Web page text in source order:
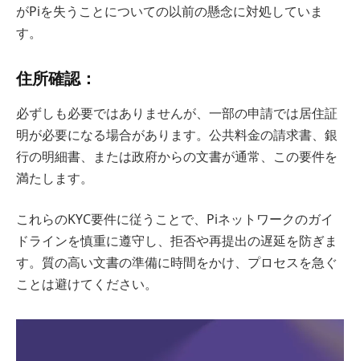
がPiを失うことについての以前の懸念に対処していま
す。
住所確認：
必ずしも必要ではありませんが、一部の申請では居住証
明が必要になる場合があります。公共料金の請求書、銀
行の明細書、または政府からの文書が通常、この要件を
満たします。
これらのKYC要件に従うことで、Piネットワークのガイ
ドラインを慎重に遵守し、拒否や再提出の遅延を防ぎま
す。質の高い文書の準備に時間をかけ、プロセスを急ぐ
ことは避けてください。